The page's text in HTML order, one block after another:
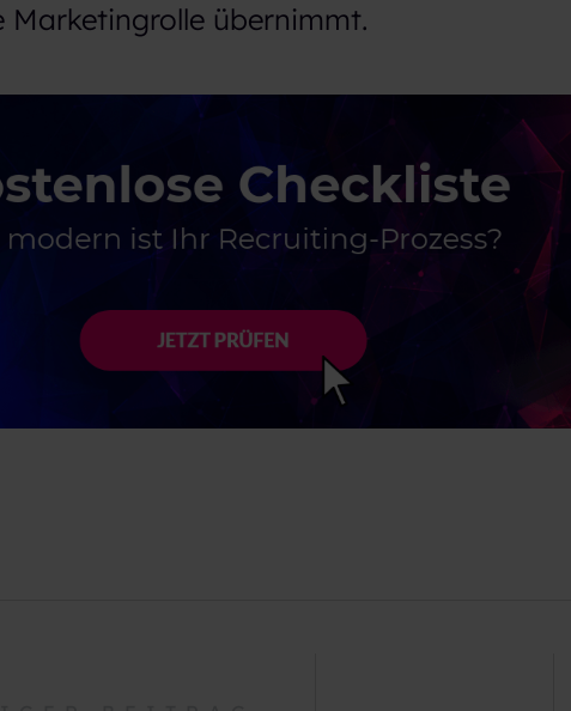
Marketingrolle übernimmt.